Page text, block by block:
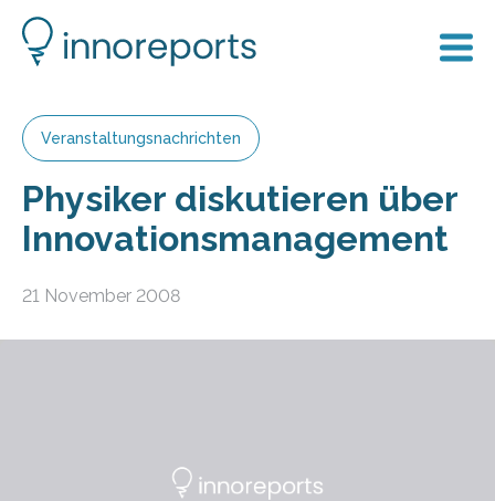
Veranstaltungsnachrichten
Physiker diskutieren über
Innovationsmanagement
21 November 2008